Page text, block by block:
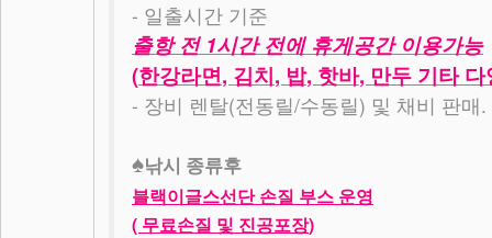
- 일출시간 기준
출항 전 1시간 전에 휴게공간 이용가능
(한강라면 , 김치 , 밥, 핫바, 만두 기타
- 장비 렌탈(전동릴/수동릴 ) 및 채비 판매 .
♠낚시 종류후
블랙이글스선단 손질 부스 운영
( 무료손질 및 진공포장)